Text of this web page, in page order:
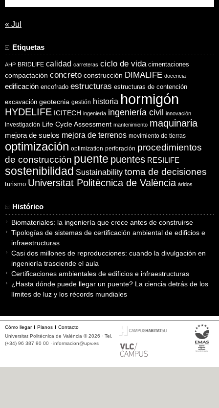
« Jul
Etiquetas
AHP BRIDLIFE calidad carreteras ciclo de vida cimentaciones
compactación concreto construcción DIMALIFE docencia
edificación encofrado estructuras estructuras de contención
excavación geotecnia gestión historia hormigón
HYDELIFE ICITECH ingeniería ingeniería civil innovación
investigación Life Cycle Assessment mantenimiento maquinaria
mejora de suelos mejora de terrenos movimiento de tierras
optimización optimization perforación procedimientos
de construcción puente puentes RESILIFE
sostenibilidad Sustainability toma de decisiones
turismo Universitat Politècnica de València áridos
Histórico
Biomateriales: la ingeniería que crece antes de construirse
Tipologías de sistemas de certificación ambiental de edificios e
infraestructuras
Casi dos millones de reproducciones: cuando la divulgación en
ingeniería trasciende el aula
Certificaciones ambientales de edificios e infraestructuras
¿Hasta dónde puede llegar un puente? La ciencia detrás de los
límites de luz y los récords mundiales
Cómo llegar Planos
Contacto
Universitat Politècnica de València © 2026 · Tel.
(+34) 96 387 90 00 · informacion@upv.es